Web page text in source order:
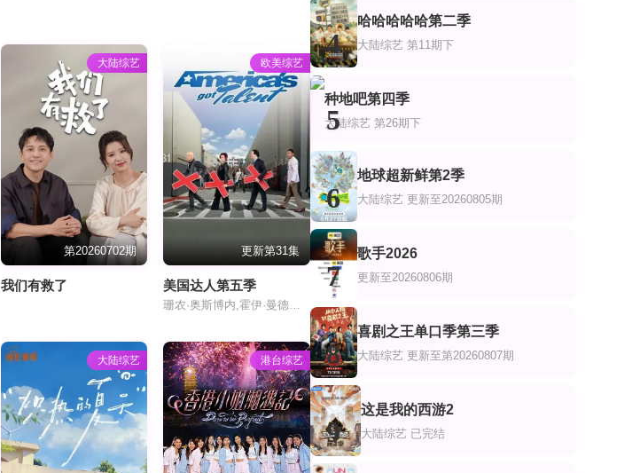
大陆综艺
第20260702期
我们有救了
欧美综艺
更新第31集
美国达人第五季
大陆综艺 港台综艺
4
哈哈哈哈哈第二季
大陆综艺 第11期下
5
种地吧第四季
大陆综艺 第26期下
6
地球超新鲜第2季
大陆综艺 更新至20260805期
7
歌手2026
更新至20260806期
8
喜剧之王单口季第三季
大陆综艺 更新至第20260807期
9
这是我的西游2
大陆综艺 已完结